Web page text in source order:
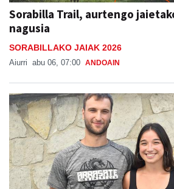
Sorabilla Trail, aurtengo
nagusia
SORABILLAKO JAIAK 2026
Aiurri abu 06, 07:00 ANDOAIN